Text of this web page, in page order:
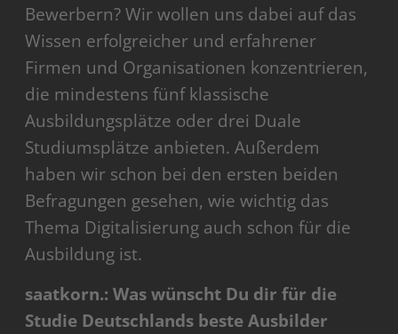
Bewerbern? Wir wollen uns dabei auf das
Wissen erfolgreicher und erfahrener
Firmen und Organisationen konzentrieren,
die mindestens fünf klassische
Ausbildungsplätze oder drei Duale
Studiumsplätze anbieten. Außerdem
haben wir schon bei den ersten beiden
Befragungen gesehen, wie wichtig das
Thema Digitalisierung auch schon für die
Ausbildung ist.
saatkorn.: Was wünscht Du dir für die
Studie Deutschlands beste Ausbilder